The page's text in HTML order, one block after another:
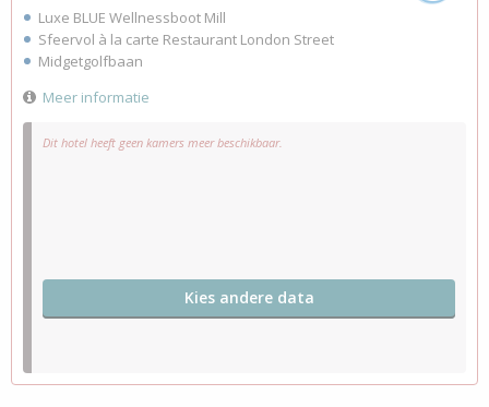
Dit hotel heeft geen kamers meer beschikbaar.
Kies andere data
Luxe BLUE Wellnessboot Mill
Sfeervol à la carte Restaurant London Street
Midgetgolfbaan
Meer informatie